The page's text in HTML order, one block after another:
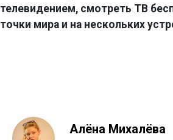
телевидением, смотреть ТВ
точки мира и на нескольких
Алёна Михалёва